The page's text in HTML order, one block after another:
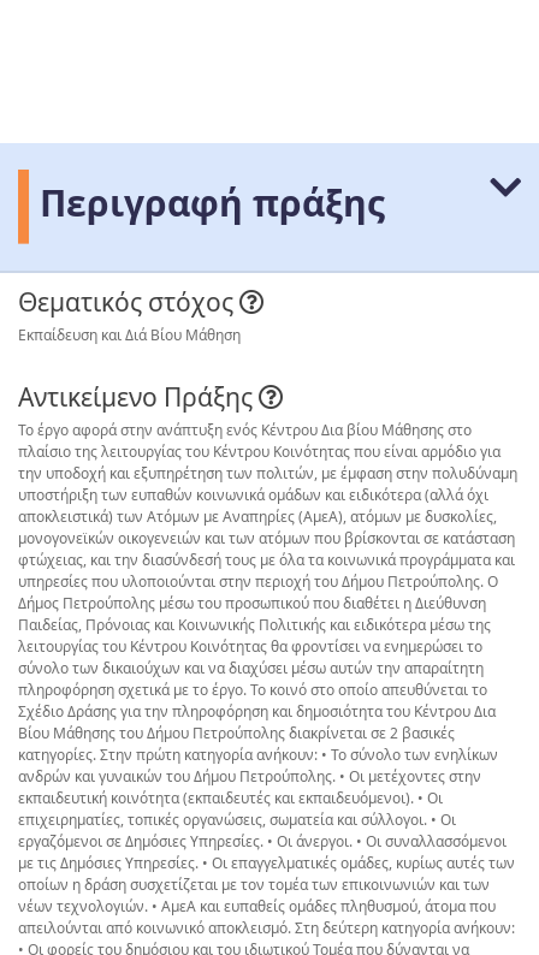
Περιγραφή πράξης
Θεματικός στόχος
Εκπαίδευση και Διά Βίου Μάθηση
Αντικείμενο Πράξης
Το έργο αφορά στην ανάπτυξη ενός Κέντρου Δια βίου Μάθησης στο
πλαίσιο της λειτουργίας του Κέντρου Κοινότητας που είναι αρμόδιο για
την υποδοχή και εξυπηρέτηση των πολιτών, με έμφαση στην πολυδύναμη
υποστήριξη των ευπαθών κοινωνικά ομάδων και ειδικότερα (αλλά όχι
αποκλειστικά) των Ατόμων με Αναπηρίες (ΑμεΑ), ατόμων με δυσκολίες,
μονογονεϊκών οικογενειών και των ατόμων που βρίσκονται σε κατάσταση
φτώχειας, και την διασύνδεσή τους με όλα τα κοινωνικά προγράμματα και
υπηρεσίες που υλοποιούνται στην περιοχή του Δήμου Πετρούπολης. Ο
Δήμος Πετρούπολης μέσω του προσωπικού που διαθέτει η Διεύθυνση
Παιδείας, Πρόνοιας και Κοινωνικής Πολιτικής και ειδικότερα μέσω της
λειτουργίας του Κέντρου Κοινότητας θα φροντίσει να ενημερώσει το
σύνολο των δικαιούχων και να διαχύσει μέσω αυτών την απαραίτητη
πληροφόρηση σχετικά με το έργο. Το κοινό στο οποίο απευθύνεται το
Σχέδιο Δράσης για την πληροφόρηση και δημοσιότητα του Κέντρου Δια
Βίου Μάθησης του Δήμου Πετρούπολης διακρίνεται σε 2 βασικές
κατηγορίες. Στην πρώτη κατηγορία ανήκουν: • Το σύνολο των ενηλίκων
ανδρών και γυναικών του Δήμου Πετρούπολης. • Οι μετέχοντες στην
εκπαιδευτική κοινότητα (εκπαιδευτές και εκπαιδευόμενοι). • Οι
επιχειρηματίες, τοπικές οργανώσεις, σωματεία και σύλλογοι. • Οι
εργαζόμενοι σε Δημόσιες Υπηρεσίες. • Οι άνεργοι. • Οι συναλλασσόμενοι
με τις Δημόσιες Υπηρεσίες. • Οι επαγγελματικές ομάδες, κυρίως αυτές των
οποίων η δράση συσχετίζεται με τον τομέα των επικοινωνιών και των
νέων τεχνολογιών. • ΑμεΑ και ευπαθείς ομάδες πληθυσμού, άτομα που
απειλούνται από κοινωνικό αποκλεισμό. Στη δεύτερη κατηγορία ανήκουν:
• Οι φορείς του δημόσιου και του ιδιωτικού Τομέα που δύνανται να